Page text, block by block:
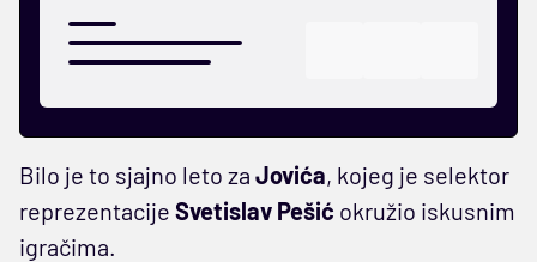
Bilo je to sjajno leto za Jovića, kojeg je selektor
reprezentacije Svetislav Pešić okružio iskusnim
igračima.